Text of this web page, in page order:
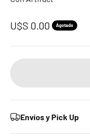
Precio de oferta
U$S 0.00 Agotado
Envíos y Pick Up